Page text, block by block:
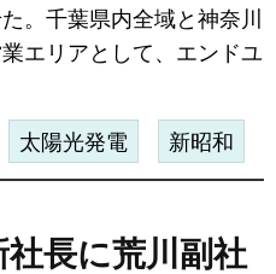
。千葉県内全域と神奈川
エリアとして、エンドユ
太陽光発電 新昭和
長に荒川副社